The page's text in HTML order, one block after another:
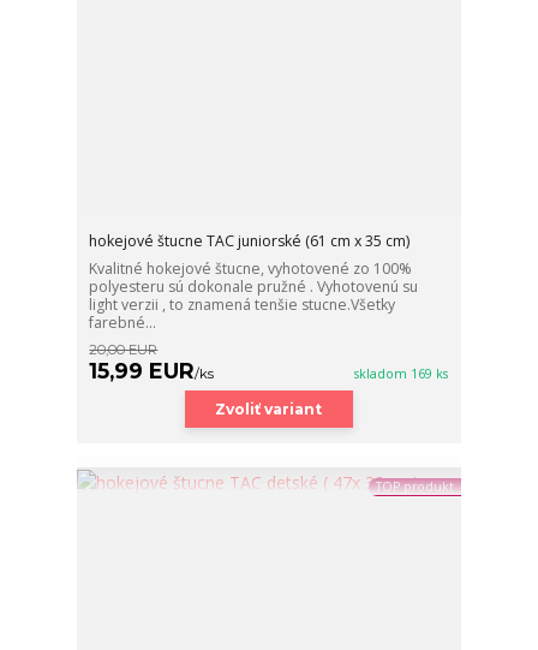
hokejové štucne TAC juniorské (61 cm x 35 cm)
Kvalitné hokejové štucne, vyhotovené zo 100%
polyesteru sú dokonale pružné . Vyhotovenú su
light verzii , to znamená tenšie stucne.Všetky
farebné...
20,00 EUR
15,99 EUR/ks skladom 169 ks
Zvoliť variant
TOP produkt